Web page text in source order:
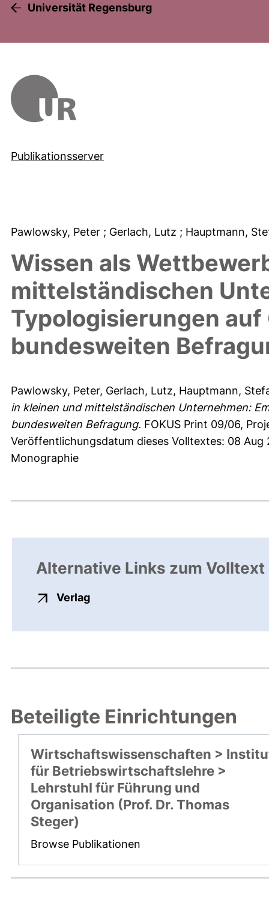
Universität Regensburg
Publikationsserver
Pawlowsky, Peter ; Gerlach, Lutz ; Hauptmann,
Wissen als
mittelständischen
Typologisierungen
bundesweiten
Pawlowsky, Peter, Gerlach, Lutz, Hauptmann,
in kleinen und mittelständischen Unternehmen:
bundesweiten Befragung. FOKUS Print 09/06,
Veröffentlichungsdatum dieses Volltextes: 08 Aug
Monographie
Alternative Links zum Volltext
Verlagexterner Link, öffnet neues
Beteiligte Einrichtungen
Wirtschaftswissenschaften >
für Betriebswirtschaftslehre >
Lehrstuhl für Führung und
Organisation (Prof. Dr. Thomas
Steger)
Browse Publikationen